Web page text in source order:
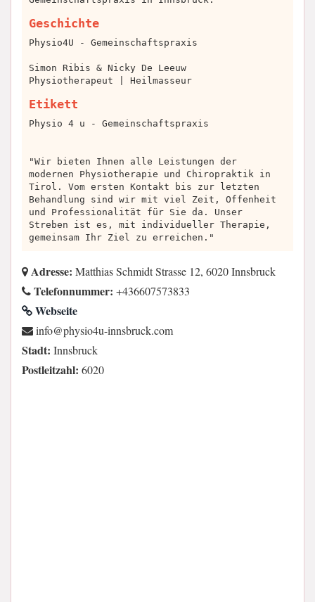
Geschichte
Physio4U - Gemeinschaftspraxis
Simon Ribis & Nicky De Leeuw
Physiotherapeut | Heilmasseur
Etikett
Physio 4 u - Gemeinschaftspraxis
"Wir bieten Ihnen alle Leistungen der
modernen Physiotherapie und Chiropraktik in
Tirol. Vom ersten Kontakt bis zur letzten
Behandlung sind wir mit viel Zeit, Offenheit
und Professionalität für Sie da. Unser
Streben ist es, mit individueller Therapie,
gemeinsam Ihr Ziel zu erreichen."
Adresse: Matthias Schmidt Strasse 12, 6020 Innsbruck
Telefonnummer: +436607573833
Webseite
moc.kcurbsnni-u4oisyhp@ofni
Stadt: Innsbruck
Postleitzahl: 6020